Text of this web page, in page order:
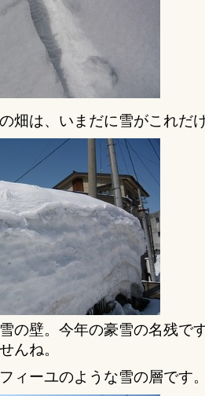
畑は、いまだに雪がこれだ
の壁。今年の豪雪の名残で
んね。
ィーユのような雪の層です